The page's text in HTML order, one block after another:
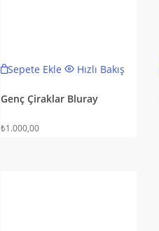
Sepete Ekle Hızlı Bakış
Genç Çiraklar Bluray
₺1.000,00